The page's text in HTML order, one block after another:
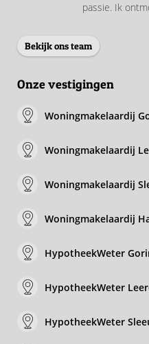
passie. Ik
Bekijk ons team
Onze vestigingen
Woningmakelaardij
Woningmakelaardij
Woningmakelaardij
Woningmakelaardij
HypotheekWeter
HypotheekWeter
HypotheekWeter